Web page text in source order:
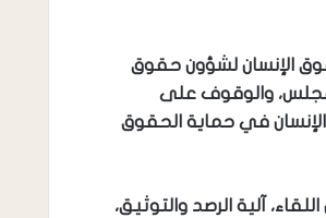
الإنسان لشؤون حقوق
والوقوف على
الإنسان في حماية الحقوق
آلية الرصد والتوثيق،